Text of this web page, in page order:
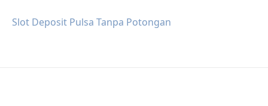
Slot Deposit Pulsa Tanpa Potongan